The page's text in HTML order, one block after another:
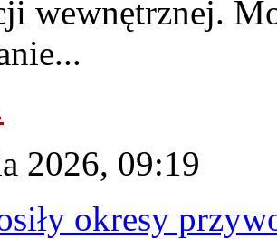
wewnętrznej.
2026, 09:19
okresy